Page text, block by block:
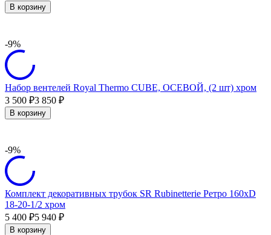
В корзину
-9%
Набор вентелей Royal Thermo CUBE, ОСЕВОЙ, (2 шт) хром
3 500 ₽3 850 ₽
В корзину
-9%
Комплект декоративных трубок SR Rubinetterie Ретро 160хD
18-20-1/2 хром
5 400 ₽5 940 ₽
В корзину